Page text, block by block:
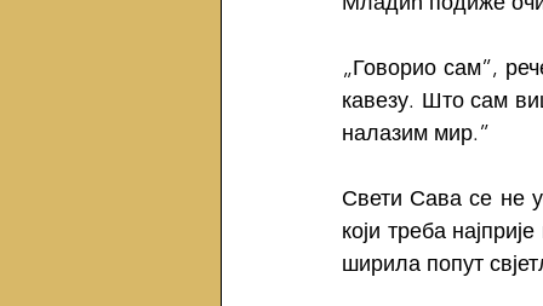
„Говорио сам”,
кавезу. Што сам
налазим мир.”
Свети Сава се не
који треба
ширила попут